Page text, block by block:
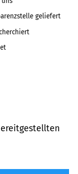
geliefert